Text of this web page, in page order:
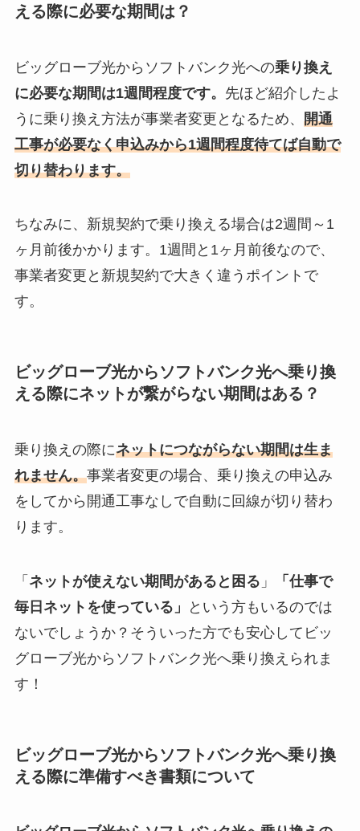
える際に必要な期間は？
ビッグローブ光からソフトバンク光への乗り換え
に必要な期間は1週間程度です。 先ほど紹介したよ
うに乗り換え方法が事業者変更となるため、 開通
工事が必要なく申込みから1週間程度待てば自動で
切り替わります。
ちなみに、新規契約で乗り換える場合は2週間～1
ヶ月前後かかります。1週間と1ヶ月前後なので、
事業者変更と新規契約で大きく違うポイントで
す。
ビッグローブ光からソフトバンク光へ乗り換
える際にネットが繋がらない期間はある？
乗り換えの際にネットにつながらない期間は生ま
れません。事業者変更の場合、乗り換えの申込み
をしてから開通工事なしで自動に回線が切り替わ
ります。
「 ネットが使えない期間があると困る 」
「仕事で
毎日ネットを使っている」
という方もいるのでは
ないでしょうか？そういった方でも安心してビッ
グローブ光からソフトバンク光へ乗り換えられま
す！
ビッグローブ光からソフトバンク光へ乗り換
える際に準備すべき書類について